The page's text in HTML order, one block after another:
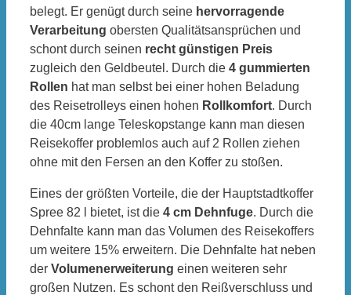
belegt. Er genügt durch seine hervorragende
Verarbeitung obersten Qualitätsansprüchen und
schont durch seinen recht günstigen Preis
zugleich den Geldbeutel. Durch die 4 gummierten
Rollen hat man selbst bei einer hohen Beladung
des Reisetrolleys einen hohen Rollkomfort. Durch
die 40cm lange Teleskopstange kann man diesen
Reisekoffer problemlos auch auf 2 Rollen ziehen
ohne mit den Fersen an den Koffer zu stoßen.
Eines der größten Vorteile, die der Hauptstadtkoffer
Spree 82 l bietet, ist die 4 cm Dehnfuge. Durch die
Dehnfalte kann man das Volumen des Reisekoffers
um weitere 15% erweitern. Die Dehnfalte hat neben
der Volumenerweiterung einen weiteren sehr
großen Nutzen. Es schont den Reißverschluss und